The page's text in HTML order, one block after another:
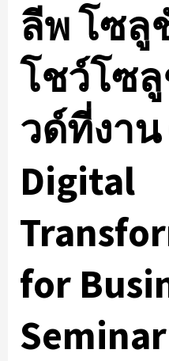
ลีพ โซลู
โชว์โซ
วด์ที่งาน
Digital
for
Seminar